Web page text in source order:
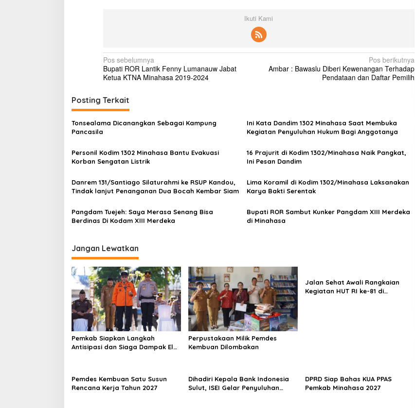
m
a
n
a
Ikuti Kami
N
a
i
g
a
i
p
o
s
Pos sebelumnya
Bupati ROR Lantik Fenny Lumanauw Jabat
Ketua KTNA Minahasa 2019-2024
Pos berikutnya
Ambar : Bawaslu Diberi Kewenangan Terhadap
Pendataan dan Daftar Pemilih
Posting Terkait
Tonsealama Dicanangkan Sebagai Kampung
Pancasila
Ini Kata Dandim 1302 Minahasa Saat Membuka
Kegiatan Penyuluhan Hukum Bagi Anggotanya
Personil Kodim 1302 Minahasa Bantu Evakuasi
Korban Sengatan Listrik
16 Prajurit di Kodim 1302/Minahasa Naik Pangkat,
Ini Pesan Dandim
Danrem 131/Santiago Silaturahmi ke RSUP Kandou,
Tindak lanjut Penanganan Dua Bocah Kembar Siam
Lima Koramil di Kodim 1302/Minahasa Laksanakan
Karya Bakti Serentak
Pangdam Tuejeh: Saya Merasa Senang Bisa
Berdinas Di Kodam XIII Merdeka
Bupati ROR Sambut Kunker Pangdam XIII Merdeka
di Minahasa
Jangan Lewatkan
Pemkab Siapkan Langkah
Antisipasi dan Siaga Dampak El
Perpustakaan Milik Pemdes
Kembuan Dilombakan
Jalan Sehat Awali Rangkaian
Kegiatan HUT RI ke-81 di
Pemdes Kembuan Satu Susun
Rencana Kerja Tahun 2027
Dihadiri Kepala Bank Indonesia
Sulut, ISEI Gelar Penyuluhan
DPRD Siap Bahas KUA PPAS
Pemkab Minahasa 2027